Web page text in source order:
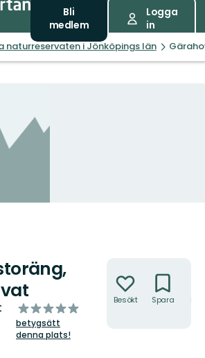
Bli
medlem
Logga
in
naturreservaten i Jönköpings län
av
5
stjärnor
betygsätt
denna plats!
Besökt Spara